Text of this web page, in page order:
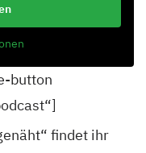
button
findet ihr